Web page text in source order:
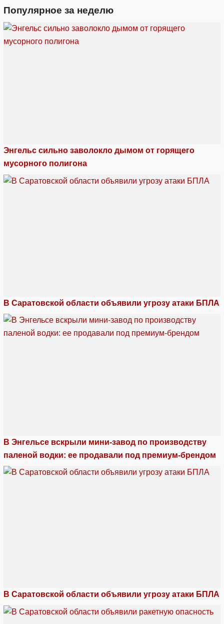
Популярное за неделю
Энгельс сильно заволокло дымом от горящего
мусорного полигона
В Саратовской области объявили угрозу атаки БПЛА
В Энгельсе вскрыли мини-завод по производству
паленой водки: ее продавали под премиум-брендом
В Саратовской области объявили угрозу атаки БПЛА